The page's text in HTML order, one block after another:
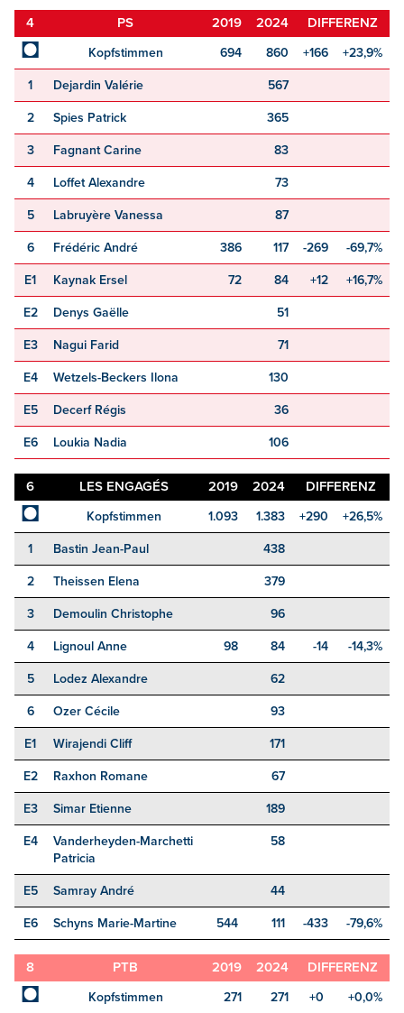
4 PS 2019 2024 DIFFERENZ
◘ Kopfstimmen 694 860 +166 +23,9%
1 Dejardin Valérie 567
2 Spies Patrick 365
3 Fagnant Carine 83
4 Loffet Alexandre 73
5 Labruyère Vanessa 87
6 Frédéric André 386 117 -269 -69,7%
E1 Kaynak Ersel 72 84 +12 +16,7%
E2 Denys Gaëlle 51
E3 Nagui Farid 71
E4 Wetzels-Beckers Ilona 130
E5 Decerf Régis 36
E6 Loukia Nadia 106
6 LES ENGAGÉS 2019 2024 DIFFERENZ
◘ Kopfstimmen 1.093 1.383 +290 +26,5%
1 Bastin Jean-Paul 438
2 Theissen Elena 379
3 Demoulin Christophe 96
4 Lignoul Anne 98 84 -14 -14,3%
5 Lodez Alexandre 62
6 Ozer Cécile 93
E1 Wirajendi Cliff 171
E2 Raxhon Romane 67
E3 Simar Etienne 189
E4
Vanderheyden-Marchetti
Patricia
58
E5 Samray André 44
E6 Schyns Marie-Martine 544 111 -433 -79,6%
8 PTB 2019 2024 DIFFERENZ
◘ Kopfstimmen 271 271 +0 +0,0%